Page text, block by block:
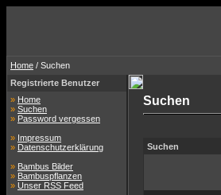
Home / Suchen
Registrierte Benutzer
» Home
» Suchen
» Password vergessen
» Impressum
» Datenschutzerklärung
» Bambus Bilder
» Bambuspflanzen
» Unser RSS Feed
Suchen
Suchen